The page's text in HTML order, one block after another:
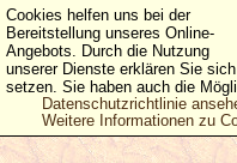
Cookies helfen uns bei der
Bereitstellung unseres Online-
Angebots. Durch die Nutzung
unserer Dienste erklären Sie
setzen. Sie haben auch die
Datenschutzrichtlinie
Weitere Informationen zu